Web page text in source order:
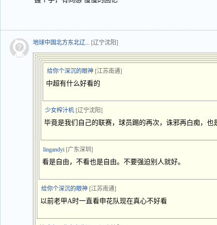
地球中国北方东北辽... [辽宁沈阳]
给你个深沉的眼神 [江苏南通]
中超有什么好看的
少女榨汁机 [辽宁沈阳]
毕竟是我们自己的联赛，球员踢的再次，诛邪再白痴，也
lingandyi [广东深圳]
看是自由，不看也是自由。不要强迫别人就好。
给你个深沉的眼神 [江苏南通]
以前老甲A时一直看申花队现在真心不好看